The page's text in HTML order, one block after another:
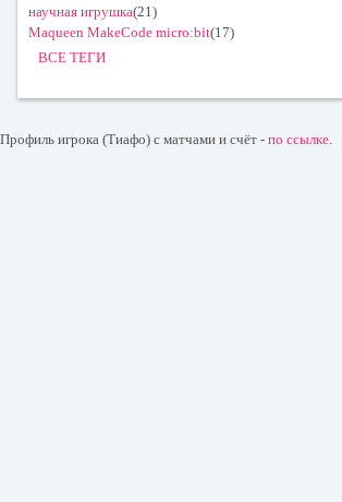
научная игрушка(21)
Maqueen MakeCode micro:bit(17)
ВСЕ ТЕГИ
Профиль игрока (Тиафо) с матчами и счёт - по ссылке